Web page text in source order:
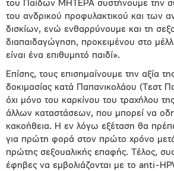
του Παίδων ΜΗΤΕΡΑ συστήνουμε την
του ανδρικού προφυλακτικού και των
δισκίων, ενώ ενθαρρύνουμε και τη
διαπαιδαγώγηση, προκειμένου στο
είναι ένα επιθυμητό παιδί».
Επίσης, τους επισημαίνουμε την αξία
δοκιμασίας κατά Παπανικολάου (Τεστ
όχι μόνο του καρκίνου του τραχήλου
άλλων καταστάσεων, που μπορεί να
κακοήθεια. Η εν λόγω εξέταση θα
για πρώτη φορά στον πρώτο χρόνο
πρώτης σεξουαλικής επαφής. Τέλος,
έφηβες να εμβολιάζονται με το anti-